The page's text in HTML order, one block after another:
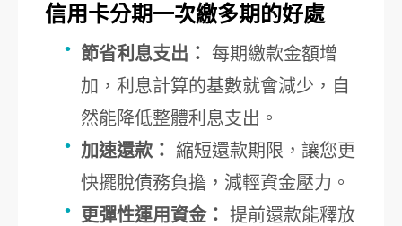
信用卡分期一次繳多期的好處
節省利息支出： 每期繳款金額增
加，利息計算的基數就會減少，自
然能降低整體利息支出。
加速還款：
縮短還款期限，讓您更
快擺脫債務負擔，減輕資金壓力。
更彈性運用資金： 提前還款能釋放